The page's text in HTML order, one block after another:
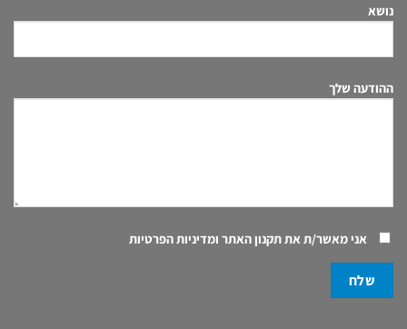
נושא
ההודעה שלך
אני מאשר/ת אתתקנון האתר ומדיניות הפרטיות